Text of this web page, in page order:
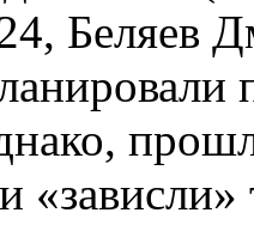
Беляев